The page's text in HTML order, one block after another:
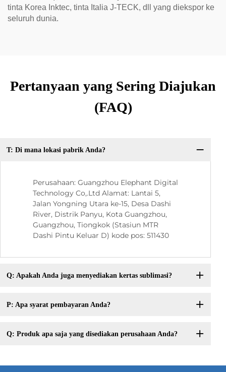
tinta Korea Inktec, tinta Italia J-TECK, dll yang diekspor ke
seluruh dunia.
Pertanyaan yang Sering Diajukan
(FAQ)
T: Di mana lokasi pabrik Anda?
Perusahaan: Guangzhou Elephant Digital
Technology Co,.Ltd Alamat: Lantai 5,
Jalan Yongning Utara ke-15, Desa Dashi
River, Distrik Panyu, Kota Guangzhou,
Guangzhou, Tiongkok (Stasiun MTR
Dashi Pintu Keluar D) kode pos: 511430
Q: Apakah Anda juga menyediakan kertas sublimasi?
P: Apa syarat pembayaran Anda?
Q: Produk apa saja yang disediakan perusahaan Anda?